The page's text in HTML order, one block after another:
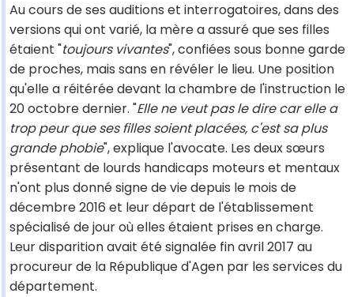
Au cours de ses auditions et interrogatoires, dans des
versions qui ont varié, la mère a assuré que ses filles
étaient "toujours vivantes", confiées sous bonne garde
de proches, mais sans en révéler le lieu. Une position
qu'elle a réitérée devant la chambre de l'instruction le
20 octobre dernier. "Elle ne veut pas le dire car elle a
trop peur que ses filles soient placées, c'est sa plus
grande phobie", explique l'avocate. Les deux sœurs
présentant de lourds handicaps moteurs et mentaux
n'ont plus donné signe de vie depuis le mois de
décembre 2016 et leur départ de l'établissement
spécialisé de jour où elles étaient prises en charge.
Leur disparition avait été signalée fin avril 2017 au
procureur de la République d'Agen par les services du
département.